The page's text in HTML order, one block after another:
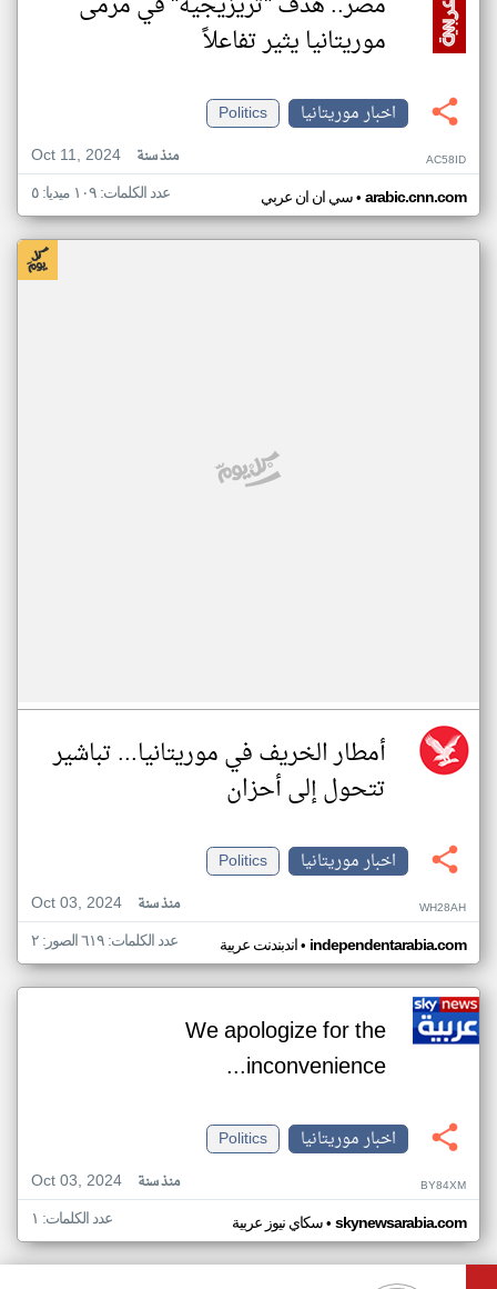
موريتانيا يثير تفاعلاً
اخبار موريتانيا
Politics
Oct 11, 2024
منذ سنة AC58ID
سي ان ان عربي• arabic.cnn.com عدد الكلمات: ١٠٩ ميديا: ٥
أمطار الخريف في موريتانيا... تباشير
تتحول إلى أحزان
اخبار موريتانيا
Politics
Oct 03, 2024
منذ سنة WH28AH
اندبندنت عربية• independentarabia.com عدد الكلمات: ٦١٩ الصور: ٢
We apologize for the
inconvenience...
اخبار موريتانيا
Politics
Oct 03, 2024
منذ سنة BY84XM
سكاي نيوز عربية• skynewsarabia.com عدد الكلمات: ١